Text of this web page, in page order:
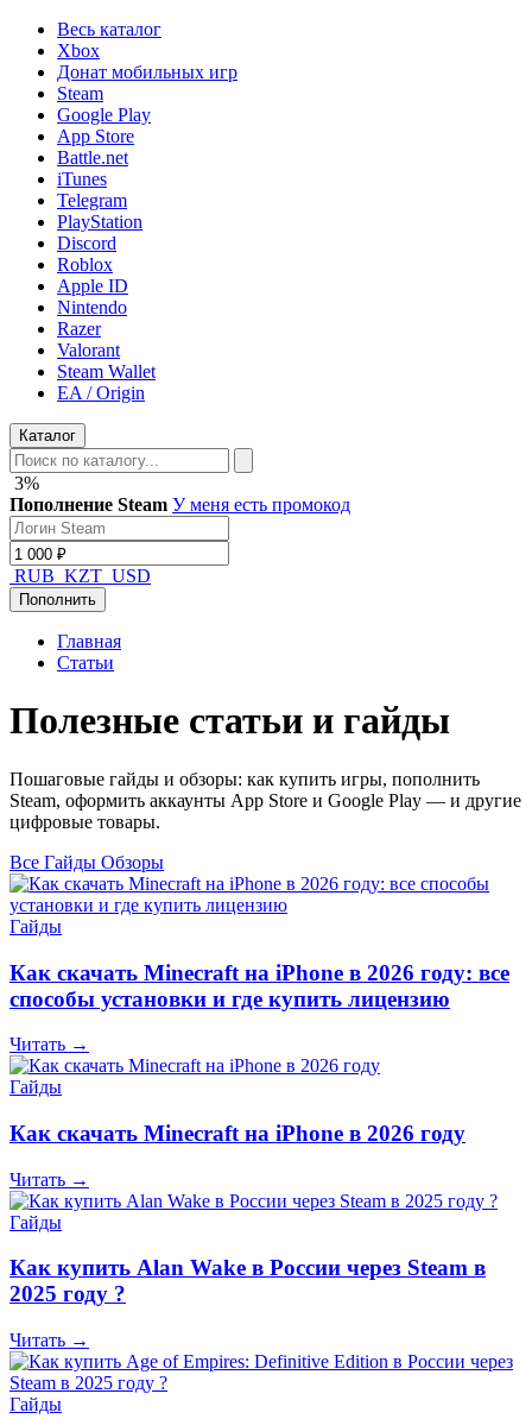
Весь каталог
Xbox
Донат мобильных игр
Steam
Google Play
App Store
Battle.net
iTunes
Telegram
PlayStation
Discord
Roblox
Apple ID
Nintendo
Razer
Valorant
Steam Wallet
EA / Origin
Каталог
3%
Пополнение Steam У меня есть промокод
RUB KZT USD
Пополнить
Главная
Статьи
Полезные статьи и гайды
Пошаговые гайды и обзоры: как купить игры, пополнить
Steam, оформить аккаунты App Store и Google Play — и другие
цифровые товары.
Все Гайды Обзоры
Гайды
Как скачать Minecraft на iPhone в 2026 году: все
способы установки и где купить лицензию
Читать →
Гайды
Как скачать Minecraft на iPhone в 2026 году
Читать →
Гайды
Как купить Alan Wake в России через Steam в
2025 году ?
Читать →
Гайды